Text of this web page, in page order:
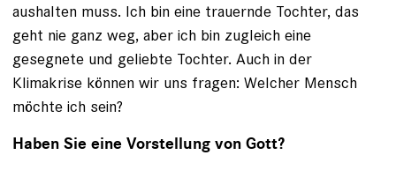
aushalten muss. Ich bin eine trauernde Tochter, das
geht nie ganz weg, aber ich bin zugleich eine
gesegnete und geliebte Tochter. Auch in der
Klimakrise können wir uns fragen: Welcher Mensch
möchte ich sein?
Haben Sie eine Vorstellung von Gott?